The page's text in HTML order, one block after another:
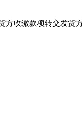
方收缴款项转交发货